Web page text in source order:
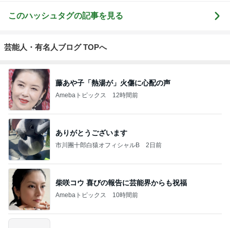
このハッシュタグの記事を見る
芸能人・有名人ブログ TOPへ
藤あや子「熱湯が」火傷に心配の声
Amebaトピックス 12時間前
ありがとうございます
市川團十郎白猿オフィシャルB 2日前
柴咲コウ 喜びの報告に芸能界からも祝福
Amebaトピックス 10時間前